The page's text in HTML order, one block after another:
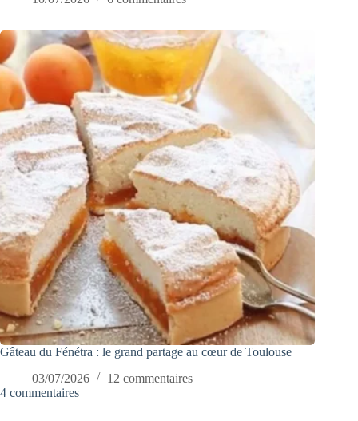
Gâteau du Fénétra : le grand partage au cœur de Toulouse
03/07/2026
12 commentaires
4 commentaires